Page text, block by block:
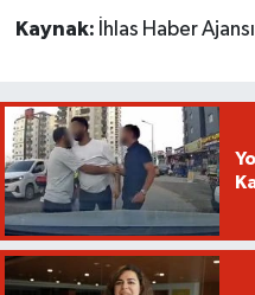
Kaynak: İhlas Haber Ajansı